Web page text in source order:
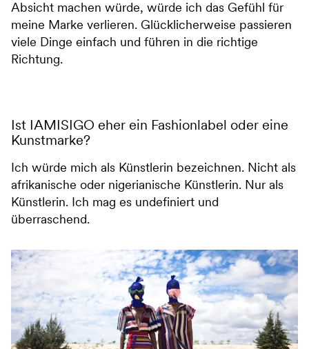
Absicht machen würde, würde ich das Gefühl für
meine Marke verlieren. Glücklicherweise passieren
viele Dinge einfach und führen in die richtige
Richtung.
Ist IAMISIGO eher ein Fashionlabel oder eine
Kunstmarke?
Ich würde mich als Künstlerin bezeichnen. Nicht als
afrikanische oder nigerianische Künstlerin. Nur als
Künstlerin. Ich mag es undefiniert und
überraschend.